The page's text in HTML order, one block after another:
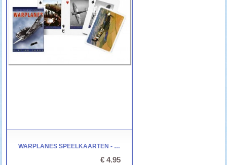
WARPLANES SPEELKAARTEN - PIATNIK
€ 4.95